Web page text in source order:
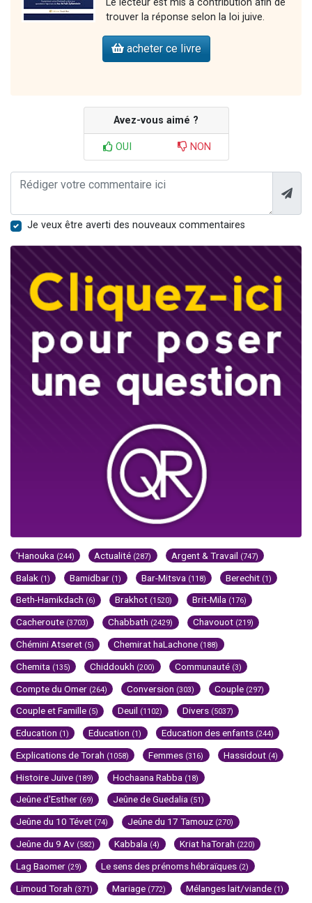
Le lecteur est mis à contribution afin de
trouver la réponse selon la loi juive.
acheter ce livre
Avez-vous aimé ?
OUI NON
Je veux être averti des nouveaux commentaires
'Hanouka (244) Actualité (287) Argent & Travail (747)
Balak (1) Bamidbar (1) Bar-Mitsva (118) Berechit (1)
Beth-Hamikdach (6) Brakhot (1520) Brit-Mila (176)
Cacheroute (3703) Chabbath (2429) Chavouot (219)
Chémini Atseret (5) Chemirat haLachone (188)
Chemita (135) Chiddoukh (200) Communauté (3)
Compte du Omer (264) Conversion (303) Couple (297)
Couple et Famille (5) Deuil (1102) Divers (5037)
Education (1) Education (1) Education des enfants (244)
Explications de Torah (1058) Femmes (316) Hassidout (4)
Histoire Juive (189) Hochaana Rabba (18)
Jeûne d'Esther (69) Jeûne de Guedalia (51)
Jeûne du 10 Tévet (74) Jeûne du 17 Tamouz (270)
Jeûne du 9 Av (582) Kabbala (4) Kriat haTorah (220)
Lag Baomer (29) Le sens des prénoms hébraïques (2)
Limoud Torah (371) Mariage (772) Mélanges lait/viande (1)